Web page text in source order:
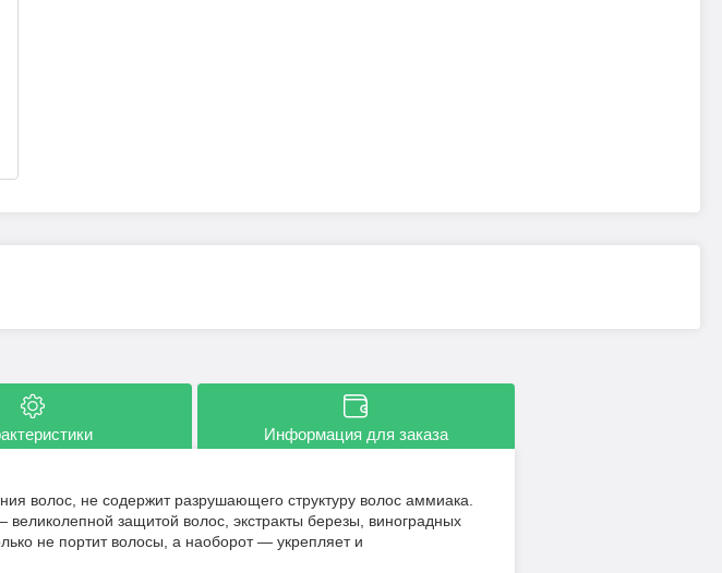
Информация для заказа
волос, не содержит разрушающего структуру волос аммиака.
великолепной защитой волос, экстракты березы, виноградных
не портит волосы, а наоборот — укрепляет и